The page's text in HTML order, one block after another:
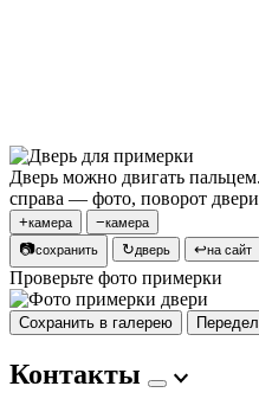
Дверь можно двигать
справа — фото, поворот двери
+камера −камера
📷сохранить ↻дверь ↩на сайт
Проверьте фото примерки
Сохранить в галерею
Контакты